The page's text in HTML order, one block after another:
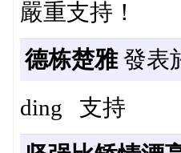
嚴重支持！
德栋楚雅發表
ding 支持